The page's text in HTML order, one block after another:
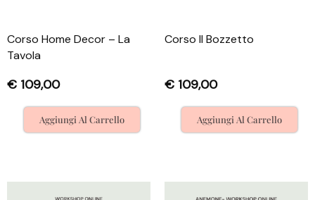
Corso Home Decor – La
Tavola
€ 109,00
Aggiungi Al Carrello
Corso Il Bozzetto
€ 109,00
Aggiungi Al Carrello